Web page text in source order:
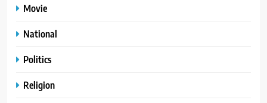
Movie
National
Politics
Religion